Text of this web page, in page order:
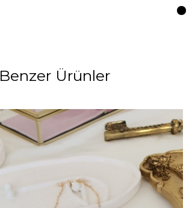
Benzer Ürünler